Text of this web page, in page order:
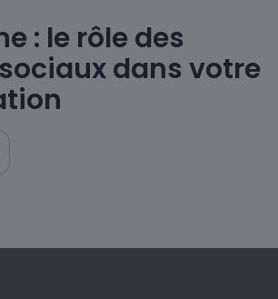
: le rôle des
dans votre